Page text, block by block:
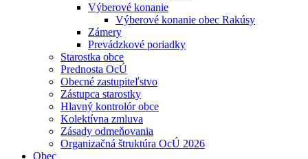
Výberové konanie
Výberové konanie obec Rakúsy
Zámery
Prevádzkové poriadky
Starostka obce
Prednosta OcÚ
Obecné zastupiteľstvo
Zástupca starostky
Hlavný kontrolór obce
Kolektívna zmluva
Zásady odmeňovania
Organizačná štruktúra OcÚ 2026
Obec